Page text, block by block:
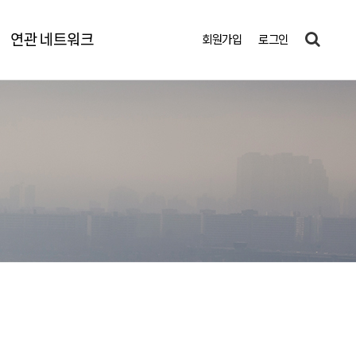
연관 네트워크 회원가입 로그인